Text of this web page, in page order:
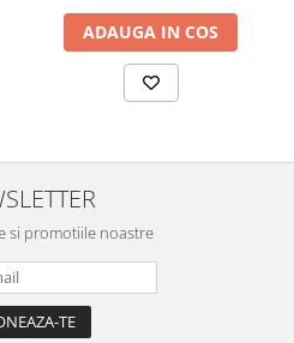
ADAUGA IN COS
si promotiile noastre